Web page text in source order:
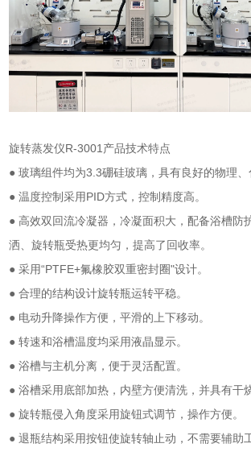
旋转蒸发仪R-3001 产品技术特点
●玻璃组件均为3.3硼硅玻璃，具有良好的物理、
●温度控制采用PID方式，控制精度高。
●高效双回流冷凝器，冷凝面积大，配备浴槽防
洒、旋转瓶受热更均匀，提高了回收率。
●采用“PTFE+氟橡胶双重密封圈"设计。
●合理的结构设计旋转瓶运转平稳。
● 电动升降操作方便，平滑的上下移动。
●转速和浴槽温度均采用液晶显示。
●浴槽与主机分离，便于灵活配置。
●浴槽采用底部加热，内壁方便清洗，并具有干
●旋转瓶侵入角度采用旋钮式调节，操作方便。
●退瓶结构采用按钮使旋转轴止动，不需要辅助